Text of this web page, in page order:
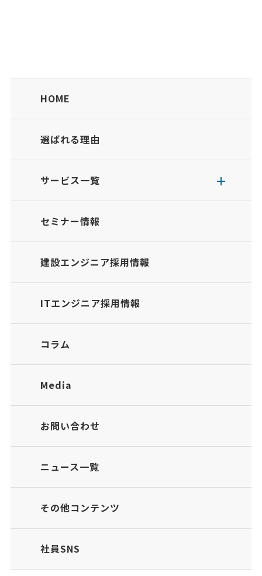
HOME
選ばれる理由
サービス一覧
セミナー情報
建設エンジニア採用情報
ITエンジニア採用情報
コラム
Media
お問い合わせ
ニュース一覧
その他コンテンツ
社員SNS